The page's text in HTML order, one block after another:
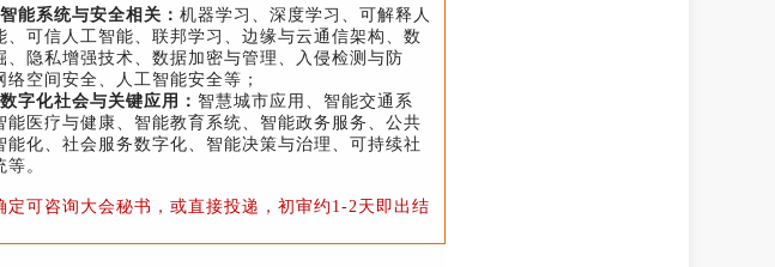
智能系统与安全相关： 机器学习、深度学习、可解释人
、可信人工智能、联邦学习、边缘与云通信架构、数
、隐私增强技术、数据加密与管理、入侵检测与防
络空间安全、人工智能安全等；
数字化社会与关键应用： 智慧城市应用、智能交通系
能医疗与健康、智能教育系统、智能政务服务、公共
能化、社会服务数字化、智能决策与治理、可持续社
。
定可咨询大会秘书，或直接投递，初审约1-2天即出结